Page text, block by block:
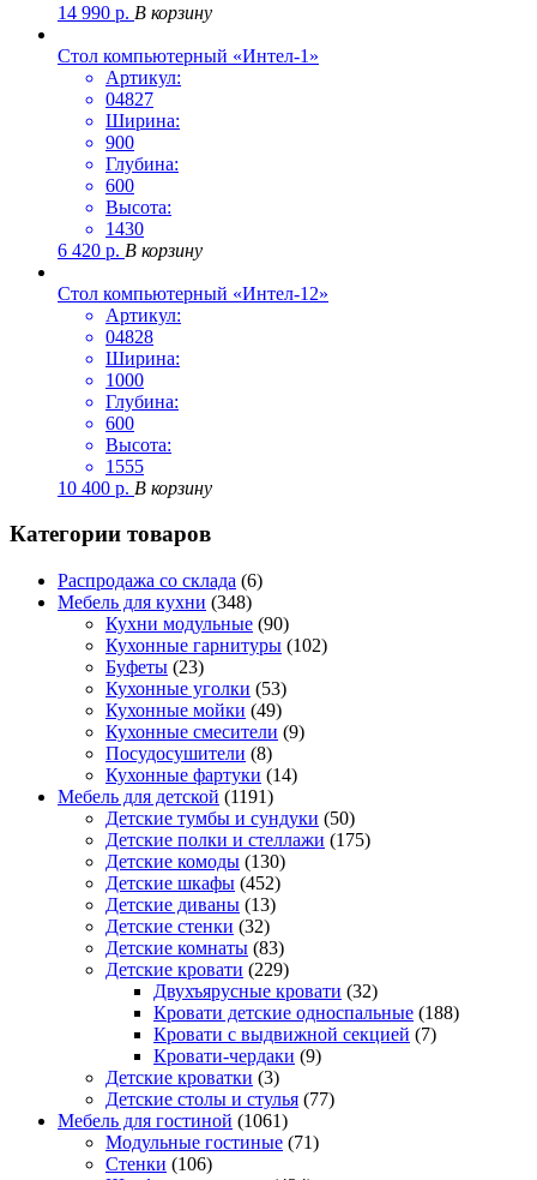
14 990 р. В корзину
Стол компьютерный «Интел-1»
Артикул:
04827
Ширина:
900
Глубина:
600
Высота:
1430
6 420 р. В корзину
Стол компьютерный «Интел-12»
Артикул:
04828
Ширина:
1000
Глубина:
600
Высота:
1555
10 400 р. В корзину
Категории товаров
Распродажа со склада (6)
Мебель для кухни (348)
Кухни модульные (90)
Кухонные гарнитуры (102)
Буфеты (23)
Кухонные уголки (53)
Кухонные мойки (49)
Кухонные смесители (9)
Посудосушители (8)
Кухонные фартуки (14)
Мебель для детской (1191)
Детские тумбы и сундуки (50)
Детские полки и стеллажи (175)
Детские комоды (130)
Детские шкафы (452)
Детские диваны (13)
Детские стенки (32)
Детские комнаты (83)
Детские кровати (229)
Двухъярусные кровати (32)
Кровати детские односпальные (188)
Кровати с выдвижной секцией (7)
Кровати-чердаки (9)
Детские кроватки (3)
Детские столы и стулья (77)
Мебель для гостиной (1061)
Модульные гостиные (71)
Стенки (106)